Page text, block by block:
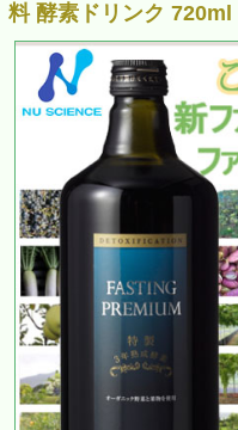
料 酵素ドリンク 720ml